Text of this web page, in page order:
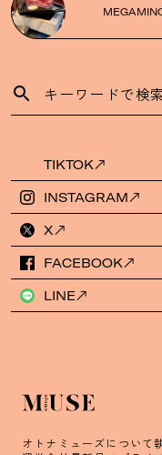
TIKTOK
INSTAGRAM
X
FACEBOOK
LINE
オトナミューズについて